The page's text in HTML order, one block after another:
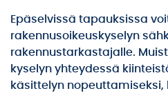
Epäselvissä tapauksissa
rakennusoikeuskyselyn
rakennustarkastajalle.
kyselyn yhteydessä
käsittelyn nopeuttamiseksi,